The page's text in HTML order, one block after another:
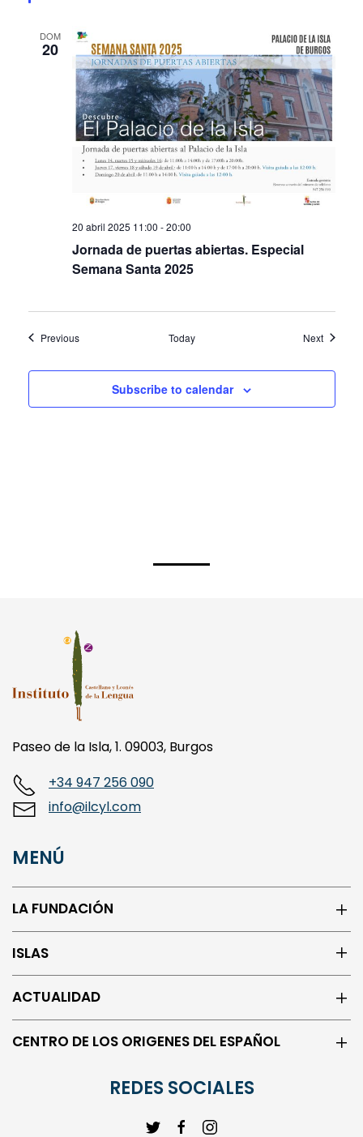
DOM
20
20 abril 2025 11:00 -20:00
Jornada de puertas abiertas. Especial
Semana Santa 2025
PreviousEvents Today NextEvents
Subscribe to calendar
Paseo de la Isla, 1. 09003, Burgos
+34 947 256 090
info@ilcyl.com
MENÚ
LA FUNDACIÓN
ISLAS
ACTUALIDAD
CENTRO DE LOS ORIGENES DEL ESPAÑOL
REDES SOCIALES